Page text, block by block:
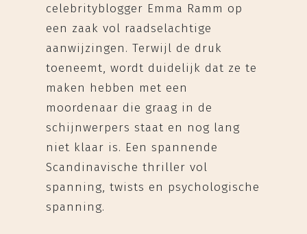
celebrityblogger Emma Ramm op
een zaak vol raadselachtige
aanwijzingen. Terwijl de druk
toeneemt, wordt duidelijk dat ze te
maken hebben met een
moordenaar die graag in de
schijnwerpers staat en nog lang
niet klaar is. Een spannende
Scandinavische thriller vol
spanning, twists en psychologische
spanning.